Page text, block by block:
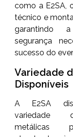
como a E2SA,
técnico e
garantindo
segurança
sucesso do
Variedade
Disponíveis
A E2SA
variedade
metálicas